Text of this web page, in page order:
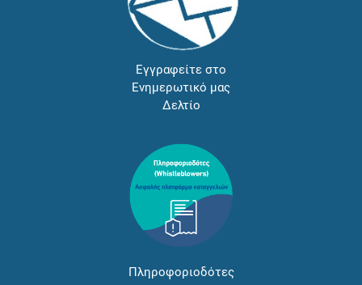
Εγγραφείτε στο
Ενημερωτικό μας
Δελτίο
Πληροφοριοδότες